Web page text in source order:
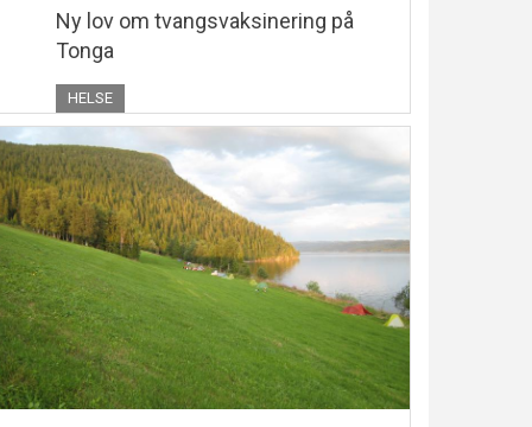
Ny lov om tvangsvaksinering på
Tonga
HELSE